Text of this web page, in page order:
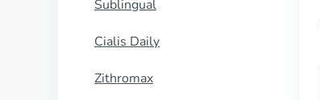
Sublingual
Cialis Daily
Zithromax